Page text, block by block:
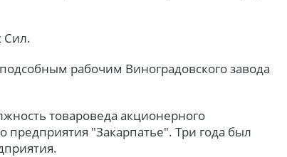
Сил.
рабочим Виноградовского завода
товароведа акционерного
"Закарпатье". Три года был